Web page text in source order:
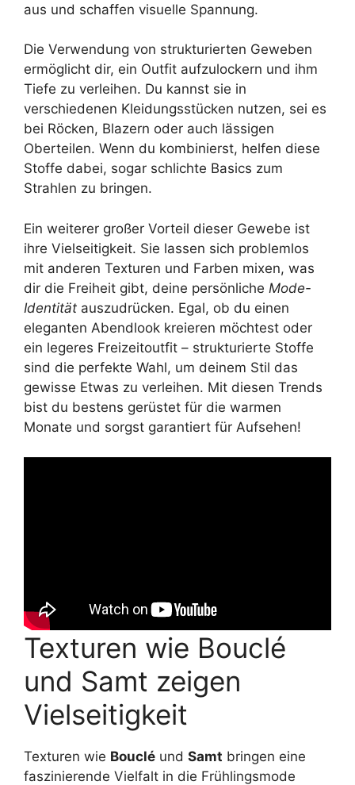
aus und schaffen visuelle Spannung.
Die Verwendung von strukturierten Geweben
ermöglicht dir, ein Outfit aufzulockern und ihm
Tiefe zu verleihen. Du kannst sie in
verschiedenen Kleidungsstücken nutzen, sei es
bei Röcken, Blazern oder auch lässigen
Oberteilen. Wenn du kombinierst, helfen diese
Stoffe dabei, sogar schlichte Basics zum
Strahlen zu bringen.
Ein weiterer großer Vorteil dieser Gewebe ist
ihre Vielseitigkeit. Sie lassen sich problemlos
mit anderen Texturen und Farben mixen, was
dir die Freiheit gibt, deine persönliche Mode-
Identität auszudrücken. Egal, ob du einen
eleganten Abendlook kreieren möchtest oder
ein legeres Freizeitoutfit – strukturierte Stoffe
sind die perfekte Wahl, um deinem Stil das
gewisse Etwas zu verleihen. Mit diesen Trends
bist du bestens gerüstet für die warmen
Monate und sorgst garantiert für Aufsehen!
Texturen wie Bouclé
und Samt zeigen
Vielseitigkeit
Texturen wie Bouclé und Samt bringen eine
faszinierende Vielfalt in die Frühlingsmode